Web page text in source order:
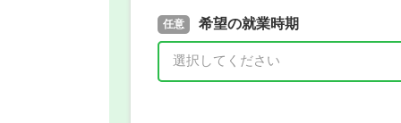
必須 取得予定年
年 3月
任意 希望の就業時期